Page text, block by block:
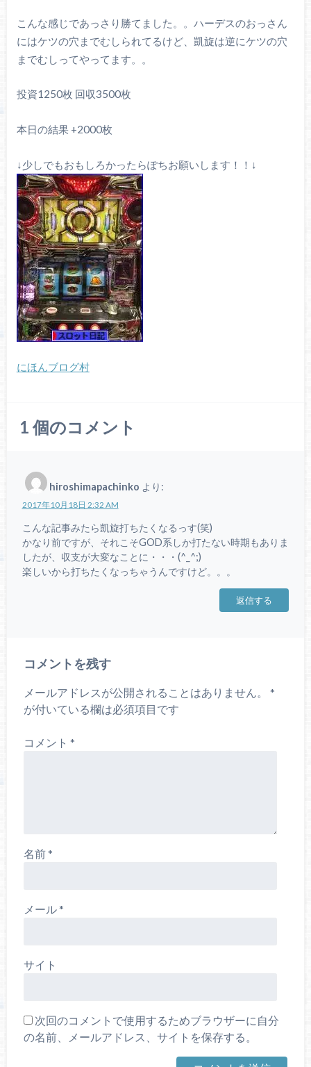
こんな感じであっさり勝てました。。ハーデスのおっさん
にはケツの穴までむしられてるけど、凱旋は逆にケツの穴
までむしってやってます。。
投資1250枚 回収3500枚
本日の結果 +2000枚
↓少しでもおもしろかったらぽちお願いします！！↓
にほんブログ村
1 個のコメント
hiroshimapachinko より:
2017年10月18日 2:32 AM
こんな記事みたら凱旋打ちたくなるっす(笑)
かなり前ですが、それこそGOD系しか打たない時期もありま
したが、収支が大変なことに・・・(^_^;)
楽しいから打ちたくなっちゃうんですけど。。。
返信する
コメントを残す
メールアドレスが公開されることはありません。
*
が付いている欄は必須項目です
コメント *
名前*
メール*
サイト
次回のコメントで使用するためブラウザーに自分
の名前、メールアドレス、サイトを保存する。